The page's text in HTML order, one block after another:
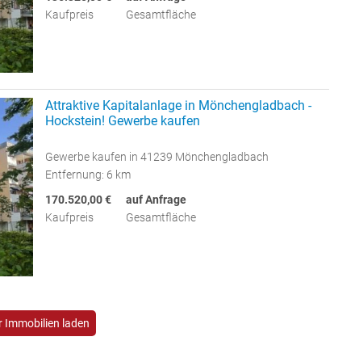
Kaufpreis
Gesamtfläche
Attraktive Kapitalanlage in Mönchengladbach -
Hockstein! Gewerbe kaufen
Gewerbe kaufen in 41239 Mönchengladbach
Entfernung: 6 km
170.520,00 €
Kaufpreis
auf Anfrage
Gesamtfläche
Immobilien laden